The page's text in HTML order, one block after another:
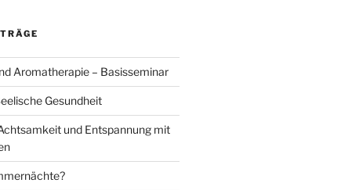
Aromatherapie – Basisseminar
Gesundheit
und Entspannung mit